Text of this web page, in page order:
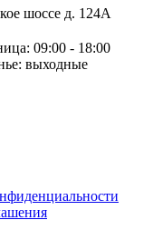
шоссе д. 124А
09:00 - 18:00
выходные